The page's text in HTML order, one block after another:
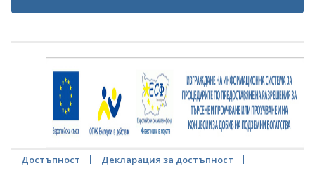
Достъпност
Декларация за достъпност